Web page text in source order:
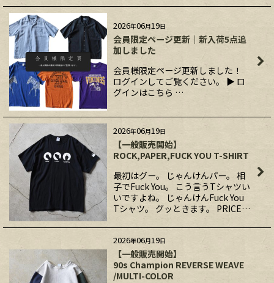
2026年06月19日
会員限定ページ更新｜新入荷5点追
加しました
会員様限定ページ更新しました！
ログインしてご覧ください。 ▶ ロ
グインはこちら …
2026年06月19日
【一般販売開始】
ROCK,PAPER,FUCK YOU T-SHIRT
最初はグー。 じゃんけんパー。 相
子でFuck You。 こう言うTシャツい
いですよね。 じゃんけんFuck You
Tシャツ。 グッときます。 PRICE…
2026年06月19日
【一般販売開始】
90s Champion REVERSE WEAVE
/MULTI-COLOR